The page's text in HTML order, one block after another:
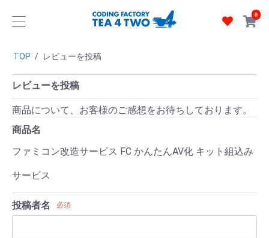
0
TOP / レビューを投稿
レビューを投稿
商品について、お客様のご感想をお待ちしております。
商品名
ファミコン改造サービス FC かんたんAV化 キット組込み
サービス
投稿者名 必須